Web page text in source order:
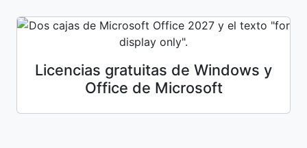
Licencias gratuitas de Windows y
Office de Microsoft